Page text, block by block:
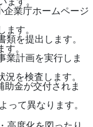
企業庁ホームページ
す。
を提出します。
す。
業計画を実行しま
を検査します。
金が交付されま
って異なります。